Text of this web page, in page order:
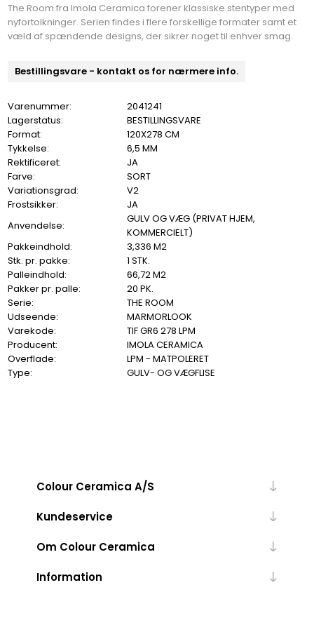
The Room fra Imola Ceramica forener klassiske stentyper med
nyfortolkninger. Serien findes i flere forskellige formater samt et
væld af spændende designs, der sikrer noget til enhver smag.
Bestillingsvare - kontakt os for nærmere info.
Varenummer:
2041241
Lagerstatus:
BESTILLINGSVARE
Format:
120X278 CM
Tykkelse:
6,5 MM
Rektificeret:
JA
Farve:
SORT
Variationsgrad:
V2
Frostsikker:
JA
Anvendelse:
GULV OG VÆG (PRIVAT HJEM,
KOMMERCIELT)
Pakkeindhold:
3,336 M2
Stk. pr. pakke:
1 STK.
Palleindhold:
66,72 M2
Pakker pr. palle:
20 PK.
Serie:
THE ROOM
Udseende:
MARMORLOOK
Varekode:
TIF GR6 278 LPM
Producent:
IMOLA CERAMICA
Overflade:
LPM - MATPOLERET
Type:
GULV- OG VÆGFLISE
Colour Ceramica A/S
Kundeservice
Om Colour Ceramica
Information